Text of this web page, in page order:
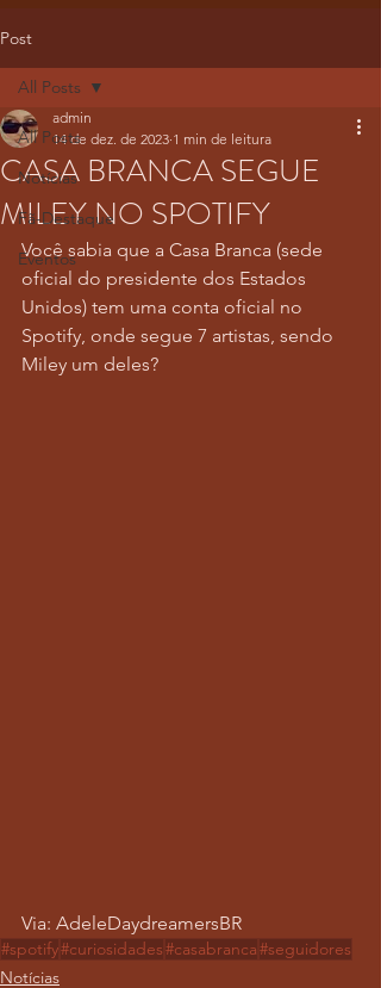
Post
All Posts
Notícias
Fã-Destaque
Eventos
All Posts
CASA BRANCA SEGUE
MILEY NO SPOTIFY
admin
14 de dez. de 2023 1 min de leitura
Você sabia que a Casa Branca (sede
oficial do presidente dos Estados
Unidos) tem uma conta oficial no
Spotify, onde segue 7 artistas, sendo
Miley um deles?
Via: AdeleDaydreamersBR
#spotify#curiosidades#casabranca#seguidores
Notícias